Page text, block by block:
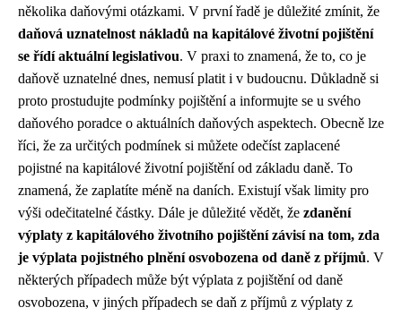
několika daňovými otázkami. V první řadě je důležité zmínit, že
daňová uznatelnost nákladů na kapitálové životní pojištění
se řídí aktuální legislativou. V praxi to znamená, že to, co je
daňově uznatelné dnes, nemusí platit i v budoucnu. Důkladně si
proto prostudujte podmínky pojištění a informujte se u svého
daňového poradce o aktuálních daňových aspektech. Obecně lze
říci, že za určitých podmínek si můžete odečíst zaplacené
pojistné na kapitálové životní pojištění od základu daně. To
znamená, že zaplatíte méně na daních. Existují však limity pro
výši odečitatelné částky. Dále je důležité vědět, že zdanění
výplaty z kapitálového životního pojištění závisí na tom, zda
je výplata pojistného plnění osvobozena od daně z příjmů. V
některých případech může být výplata z pojištění od daně
osvobozena, v jiných případech se daň z příjmů z výplaty z